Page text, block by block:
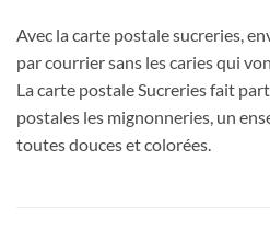
Avec la carte postale sucreries,
par courrier sans les caries qui
La carte postale Sucreries fait
postales les mignonneries, un
toutes douces et colorées.